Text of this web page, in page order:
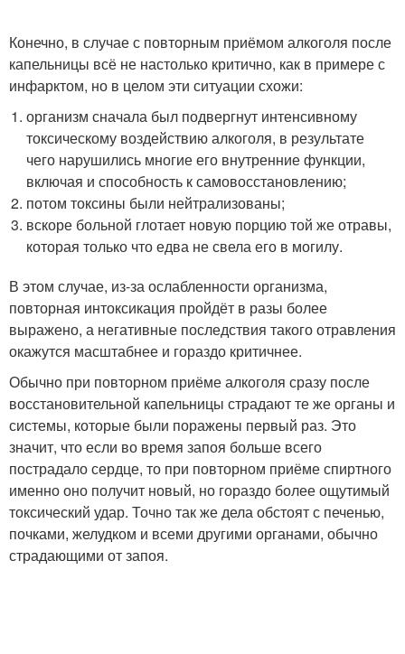
Конечно, в случае с повторным приёмом алкоголя после
капельницы всё не настолько критично, как в примере с
инфарктом, но в целом эти ситуации схожи:
организм сначала был подвергнут интенсивному
токсическому воздействию алкоголя, в результате
чего нарушились многие его внутренние функции,
включая и способность к самовосстановлению;
потом токсины были нейтрализованы;
вскоре больной глотает новую порцию той же отравы,
которая только что едва не свела его в могилу.
В этом случае, из-за ослабленности организма,
повторная интоксикация пройдёт в разы более
выражено, а негативные последствия такого отравления
окажутся масштабнее и гораздо критичнее.
Обычно при повторном приёме алкоголя сразу после
восстановительной капельницы страдают те же органы и
системы, которые были поражены первый раз. Это
значит, что если во время запоя больше всего
пострадало сердце, то при повторном приёме спиртного
именно оно получит новый, но гораздо более ощутимый
токсический удар. Точно так же дела обстоят с печенью,
почками, желудком и всеми другими органами, обычно
страдающими от запоя.